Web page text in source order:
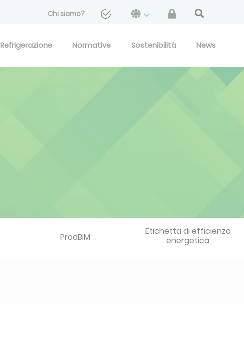
Chi siamo?
Refrigerazione Normative Sostenibilità News
ProdBIM
Etichetta di efficienza
energetica